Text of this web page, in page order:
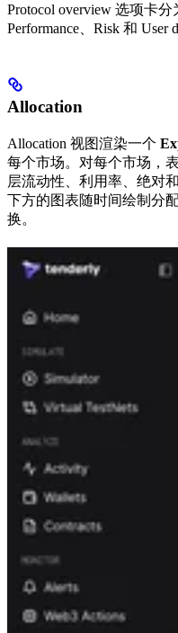
Protocol overview 选项卡分
Performance、Risk 和 User
Allocation
Allocation 视图渲染一个
每个市场。对每个市场，
层流动性、利用率、绝对
下方的图表随时间绘制分
换。